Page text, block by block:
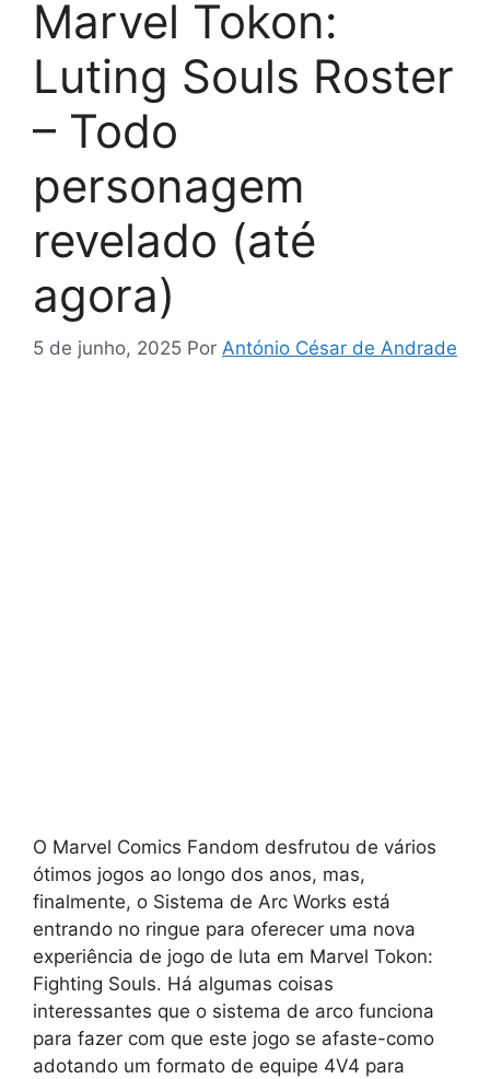
Marvel Tokon:
Luting Souls Roster
– Todo
personagem
revelado (até
agora)
5 de junho, 2025 Por António César de Andrade
O Marvel Comics Fandom desfrutou de vários
ótimos jogos ao longo dos anos, mas,
finalmente, o Sistema de Arc Works está
entrando no ringue para oferecer uma nova
experiência de jogo de luta em Marvel Tokon:
Fighting Souls. Há algumas coisas
interessantes que o sistema de arco funciona
para fazer com que este jogo se afaste-como
adotando um formato de equipe 4V4 para